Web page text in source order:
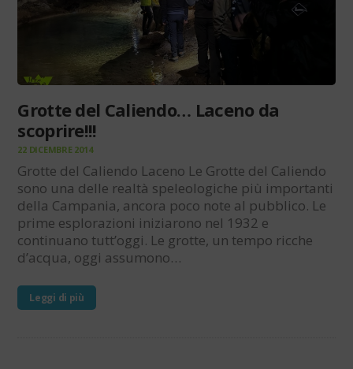
Grotte del Caliendo… Laceno da
scoprire!!!
22 DICEMBRE 2014
Grotte del Caliendo Laceno Le Grotte del Caliendo
sono una delle realtà speleologiche più importanti
della Campania, ancora poco note al pubblico. Le
prime esplorazioni iniziarono nel 1932 e
continuano tutt’oggi. Le grotte, un tempo ricche
d’acqua, oggi assumono…
Leggi di più